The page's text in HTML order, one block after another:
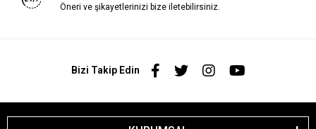
Öneri ve şikayetlerinizi bize iletebilirsiniz.
Bizi Takip Edin